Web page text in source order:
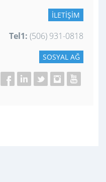
İLETIŞIM
Tel1: (506) 931-0818
SOSYAL AĞ